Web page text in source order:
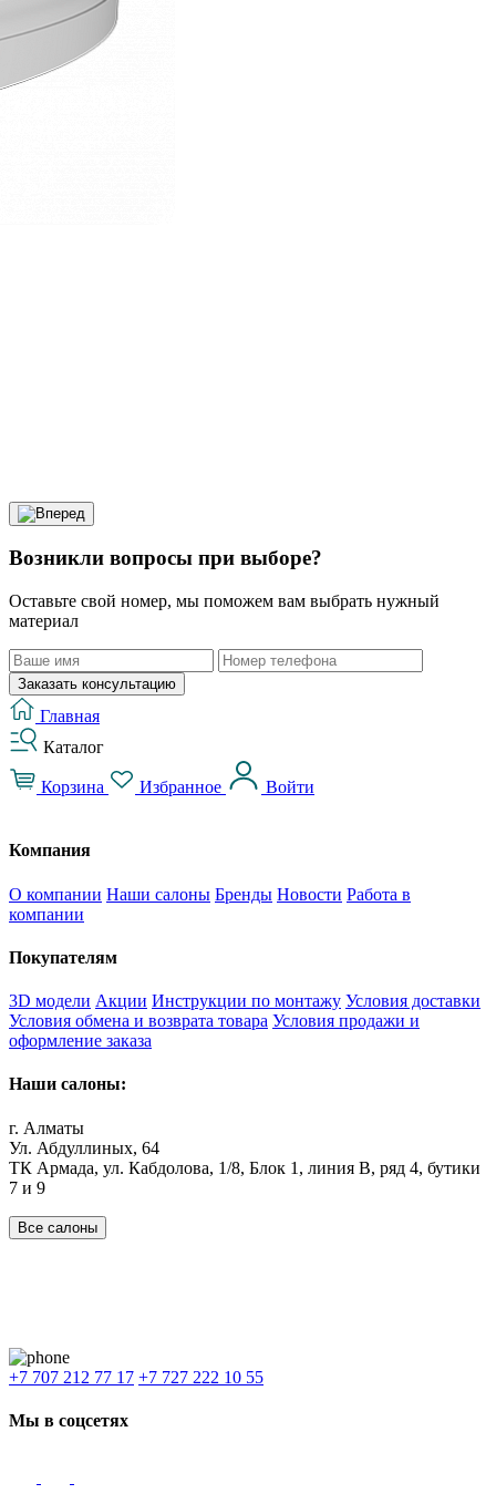
Возникли вопросы при выборе?
Оставьте свой номер, мы поможем вам выбрать нужный
материал
Заказать консультацию
Главная
Каталог
Корзина Избранное Войти
Компания
О компании Наши салоны Бренды Новости Работа в
компании
Покупателям
3D модели Акции Инструкции по монтажу Условия доставки
Условия обмена и возврата товара Условия продажи и
оформление заказа
Наши салоны:
г. Алматы
Ул. Абдуллиных, 64
ТК Армада, ул. Кабдолова, 1/8, Блок 1, линия В, ряд 4, бутики
7 и 9
Все салоны
+7 707 212 77 17 +7 727 222 10 55
Мы в соцсетях